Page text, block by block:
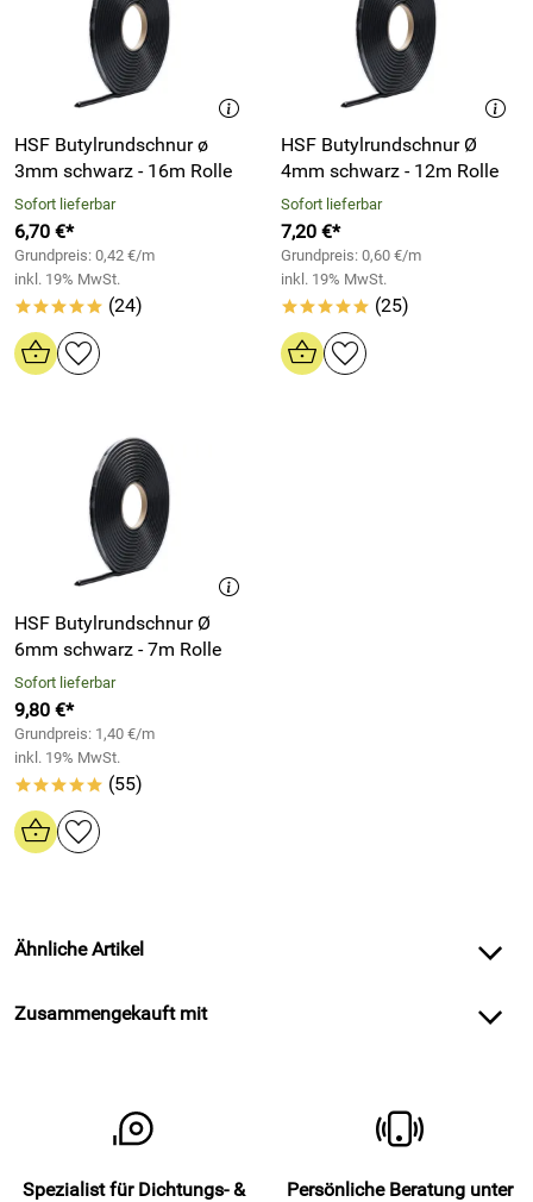
HSF Butylrundschnur ø
3mm schwarz - 16m Rolle
Sofort lieferbar
6,70 €*
Grundpreis: 0,42 €/m
inkl. 19% MwSt.
***** (24)
HSF Butylrundschnur Ø
4mm schwarz - 12m Rolle
Sofort lieferbar
7,20 €*
Grundpreis: 0,60 €/m
inkl. 19% MwSt.
***** (25)
HSF Butylrundschnur Ø
6mm schwarz - 7m Rolle
Sofort lieferbar
9,80 €*
Grundpreis: 1,40 €/m
inkl. 19% MwSt.
***** (55)
Ähnliche Artikel
Zusammengekauft mit
Spezialist für Dichtungs- &
Persönliche Beratung unter